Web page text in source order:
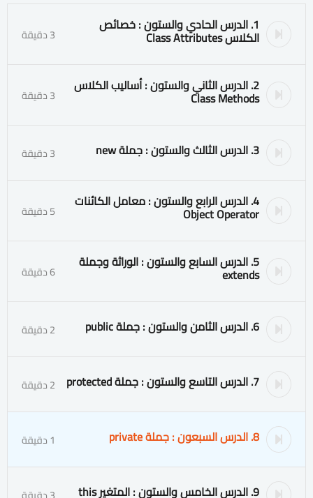
1. الدرس الحادي والستون : خصائص
الكلاس Class Attributes 3 دقيقة
2. الدرس الثاني والستون : أساليب الكلاس
Class Methods 3 دقيقة
3. الدرس الثالث والستون : جملة new 3 دقيقة
4. الدرس الرابع والستون : معامل الكائنات
Object Operator 5 دقيقة
5. الدرس السابع والستون : الوراثة وجملة
extends 6 دقيقة
6. الدرس الثامن والستون : جملة public 2 دقيقة
7. الدرس التاسع والستون : جملة protected 2 دقيقة
8. الدرس السبعون : جملة private 1 دقيقة
9. الدرس الخامس والستون : المتغير this